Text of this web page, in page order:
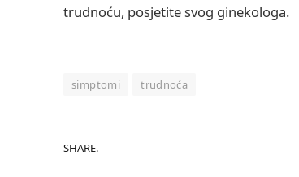
trudnoću, posjetite svog ginekologa.
simptomi trudnoća
SHARE.